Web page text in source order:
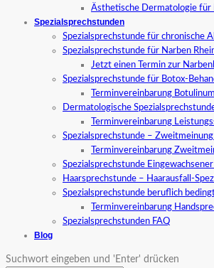
Ästhetische Dermatologie für
Spezialsprechstunden
Spezialsprechstunde für chronische
Spezialsprechstunde für Narben
Jetzt einen Termin zur
Spezialsprechstunde für Botox-
Terminvereinbarung
Dermatologische
Terminvereinbarung
Spezialsprechstunde –
Terminvereinbarung
Spezialsprechstunde
Haarsprechstunde – Haarausfall-
Spezialsprechstunde beruflich
Terminvereinbarung
Spezialsprechstunden FAQ
Blog
Suchwort eingeben und 'Enter' drücken